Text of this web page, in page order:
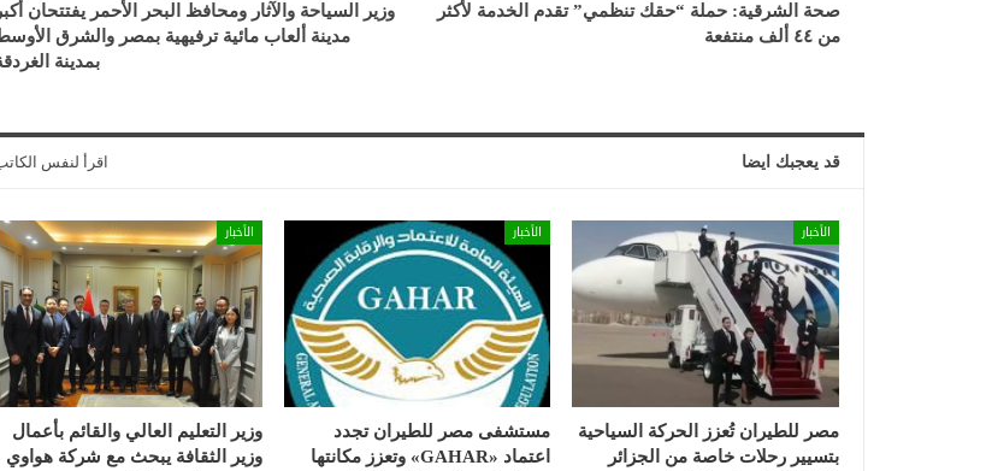
صحة الشرقية: حملة “حقك تنظمي” تقدم الخدمة لأكثر
من ٤٤ ألف منتفعة
وزير السياحة والآثار ومحافظ البحر الأحمر يفتتحان أكبر
مدينة ألعاب مائية ترفيهية بمصر والشرق
بمدينة
قد يعجبك ايضا اقرأ لنفس
الأخبار
مصر للطيران تُعزز الحركة السياحية
بتسيير رحلات خاصة من الجزائر
الأخبار
مستشفى مصر للطيران تجدد
اعتماد «GAHAR» وتعزز مكانتها
الأخبار
وزير التعليم العالي والقائم بأعمال
وزير الثقافة يبحث مع شركة هواوي